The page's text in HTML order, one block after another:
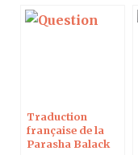
Traduction
française de la
Parasha Balack